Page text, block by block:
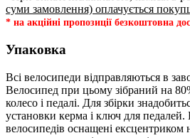
суми замовлення) оплачується
* на акційні пропозиції безкоштовна
Упаковка
Всі велосипеди відправляються в
Велосипед при цьому зібраний на
колесо і педалі. Для збірки
установки керма і ключ для педалей.
велосипедів оснащені ексцентриком